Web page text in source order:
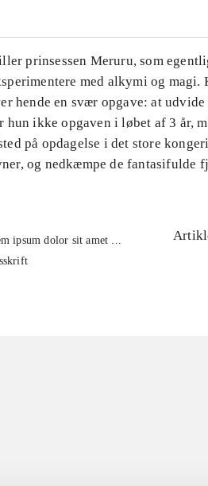
prinsessen Meruru, som
med alkymi og magi.
hende en svær opgave: at
hun ikke opgaven i løbet af 3 år,
på opdagelse i det store
og nedkæmpe de fantasifulde
ipsum dolor sit amet ...